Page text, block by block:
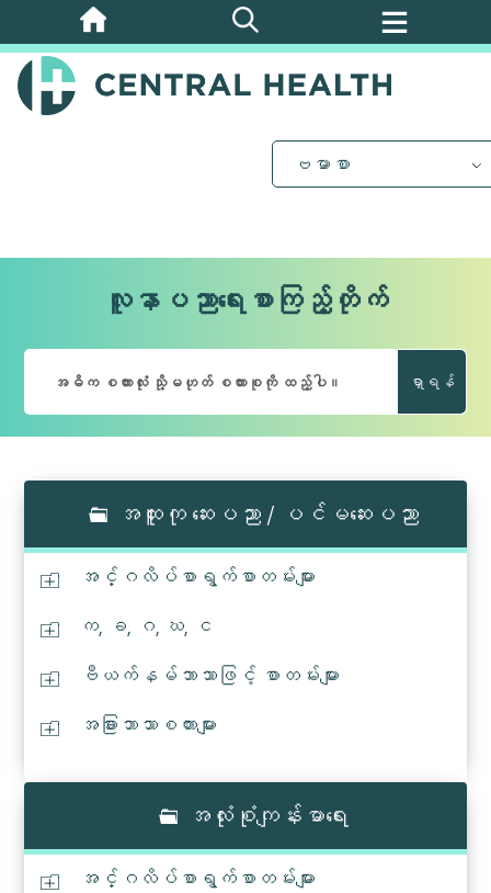
အဓိက
အကြောင်းအရာ
သို့
ဗမာစာ
လူနာပညာရေးစာကြည့်တိုက်
ရှာရန်
အထူးကု ဆေးပညာ / ပင်မဆေးပညာ
အင်္ဂလိပ်စာရွက်စာတမ်းများ
က, ခ, ဂ, ဃ, င
ဗီယက်နမ်ဘာသာဖြင့် စာတမ်းများ
အခြားဘာသာစကားများ
အလုံးစုံကျန်းမာရေး
အင်္ဂလိပ်စာရွက်စာတမ်းများ